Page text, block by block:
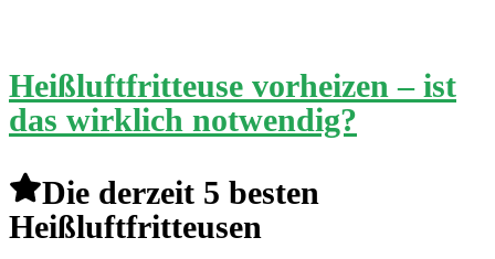
Heißluftfritteuse vorheizen – ist
das wirklich notwendig?
Die derzeit 5 besten
Heißluftfritteusen